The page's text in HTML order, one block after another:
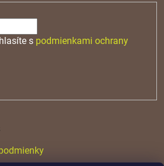
s podmienkami ochrany